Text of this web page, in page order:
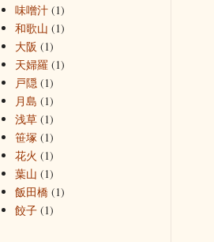
味噌汁 (1)
和歌山 (1)
大阪 (1)
天婦羅 (1)
戸隠 (1)
月島 (1)
浅草 (1)
笹塚 (1)
花火 (1)
葉山 (1)
飯田橋 (1)
餃子 (1)